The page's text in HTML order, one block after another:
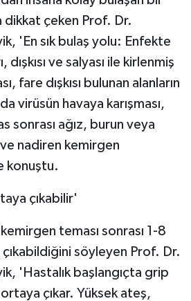
dikkat çeken Prof. Dr.
'En sık bulaş yolu: Enfekte
ve salyası ile kirlenmiş
fare dışkısı bulunan alanların
virüsün havaya karışması,
sonrası ağız, burun veya
nadiren kemirgen
konuştu.
çıkabilir'
teması sonrası 1-8
söyleyen Prof. Dr.
'Hastalık başlangıçta grip
çıkar. Yüksek ateş,